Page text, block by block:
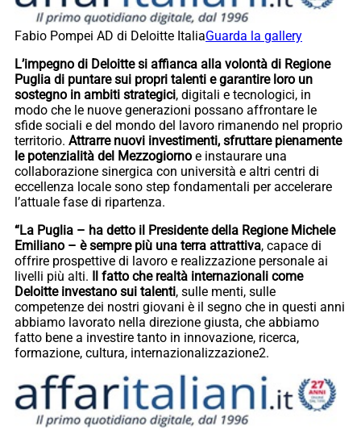
Fabio Pompei AD di Deloitte ItaliaGuarda la gallery
L’impegno di Deloitte si affianca alla volontà di Regione
Puglia di puntare sui propri talenti e garantire loro un
sostegno in ambiti strategici, digitali e tecnologici, in
modo che le nuove generazioni possano affrontare le
sfide sociali e del mondo del lavoro rimanendo nel proprio
territorio. Attrarre nuovi investimenti, sfruttare pienamente
le potenzialità del Mezzogiorno e instaurare una
collaborazione sinergica con università e altri centri di
eccellenza locale sono step fondamentali per accelerare
l’attuale fase di ripartenza.
“La Puglia – ha detto il Presidente della Regione Michele
Emiliano – è sempre più una terra attrattiva, capace di
offrire prospettive di lavoro e realizzazione personale ai
livelli più alti.
Il fatto che realtà internazionali come
Deloitte investano sui talenti, sulle menti, sulle
competenze dei nostri giovani è il segno che in questi anni
abbiamo lavorato nella direzione giusta, che abbiamo
fatto bene a investire tanto in innovazione, ricerca,
formazione, cultura, internazionalizzazione2.